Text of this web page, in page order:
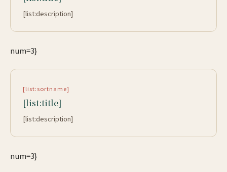
[list:description]
num=3}
[list:sortname]
[list:title]
[list:description]
num=3}